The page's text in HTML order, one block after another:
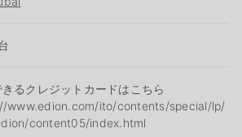
るクレジットカードはこちら
www.edion.com/ito/contents/special/lp/
content05/index.html